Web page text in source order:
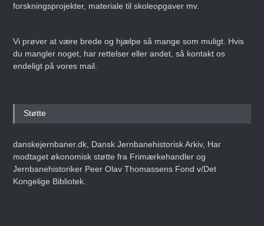
forskningsprojekter, materiale til skoleopgaver mv.
Vi prøver at være brede og hjælpe så mange som muligt. Hvis
du mangler noget, har rettelser eller andet, så kontakt os
endeligt på vores mail.
Støtte
danskejernbaner.dk, Dansk Jernbanehistorisk Arkiv, Har
modtaget økonomisk støtte fra Frimærkehandler og
Jernbanehistoriker Peer Olav Thomassens Fond v/Det
Kongelige Bibliotek.